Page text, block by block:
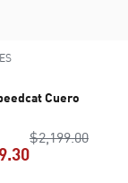
Cuero
$2,199.00